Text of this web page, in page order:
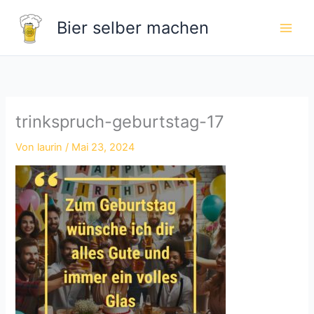
Inhalt
springen
Bier selber machen
trinkspruch-geburtstag-17
Von laurin / Mai 23, 2024